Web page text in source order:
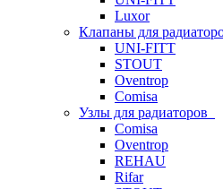
Luxor
Клапаны для
UNI-FITT
STOUT
Oventrop
Comisa
Узлы для радиаторов
Comisa
Oventrop
REHAU
Rifar